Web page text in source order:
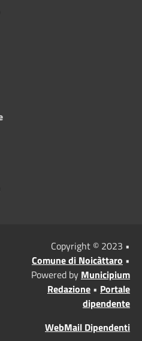
Copyright © 2023 •
Comune di Noicàttaro •
Powered by Municipium
Redazione • Portale
dipendente
WebMail Dipendenti